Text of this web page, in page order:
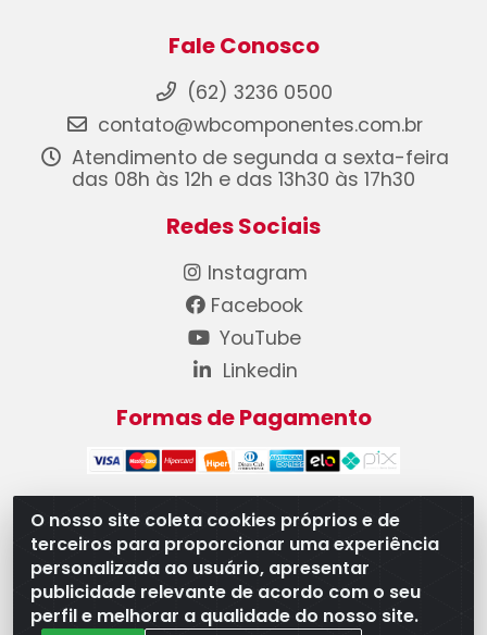
O nosso site coleta cookies próprios e de
terceiros para proporcionar uma experiência
personalizada ao usuário, apresentar
publicidade relevante de acordo com o seu
perfil e melhorar a qualidade do nosso site.
Fale Conosco
(62) 3236 0500
contato@wbcomponentes.com.br
Atendimento de segunda a sexta-feira
das 08h às 12h e das 13h30 às 17h30
Redes Sociais
Instagram
Facebook
YouTube
Linkedin
Formas de Pagamento
WB Componentes Automotivos LTDA - CNPJ
08.528.393/0001-12 - Rua do Níquel, 667 - Parque
Oeste Industrial, Goiânia/GO - CEP 74375-660